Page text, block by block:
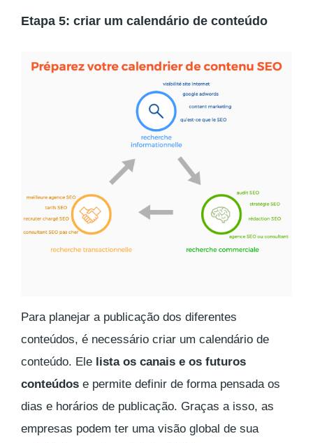
Etapa 5: criar um calendário de conteúdo
Para planejar a publicação dos diferentes
conteúdos, é necessário criar um calendário de
conteúdo. Ele lista os canais e os futuros
conteúdos e permite definir de forma pensada os
dias e horários de publicação. Graças a isso, as
empresas podem ter uma visão global de sua